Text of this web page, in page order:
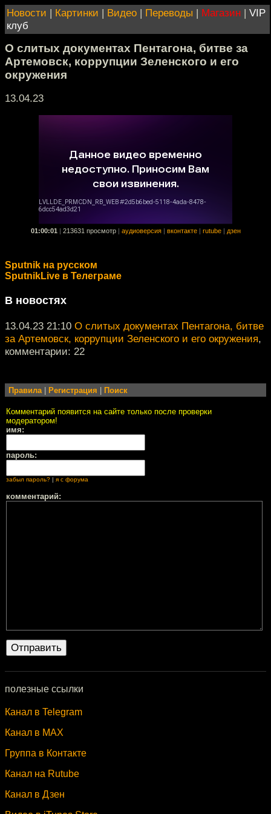
Новости | Картинки | Видео | Переводы | Магазин | VIP
клуб
О слитых документах Пентагона, битве за
Артемовск, коррупции Зеленского и его
окружения
13.04.23
01:00:01 213631 просмотр аудиоверсия вконтакте rutube дзен
Sputnik на русском
SputnikLive в Телеграме
В новостях
13.04.23 21:10 О слитых документах Пентагона, битве
за Артемовск, коррупции Зеленского и его окружения,
комментарии: 22
Правила| Регистрация Поиск
Комментарий появится на сайте только после проверки
модератором!
имя:
пароль:
забыл пароль? я с форума
комментарий:
полезные ссылки
Канал в Telegram
Канал в MAX
Группа в Контакте
Канал на Rutube
Канал в Дзен